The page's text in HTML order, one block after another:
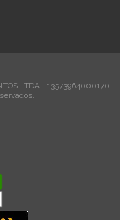
LTDA - 13573964000170